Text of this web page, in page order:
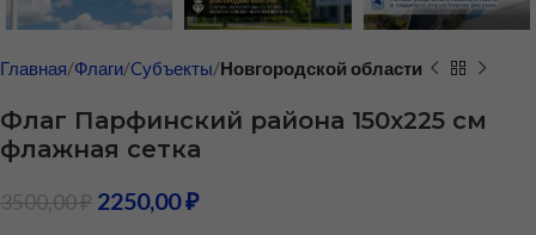
Главная Флаги Cубъекты Новгородской области
Флаг Парфинский района 150х225 см
флажная сетка
3500,00₽ 2250,00₽